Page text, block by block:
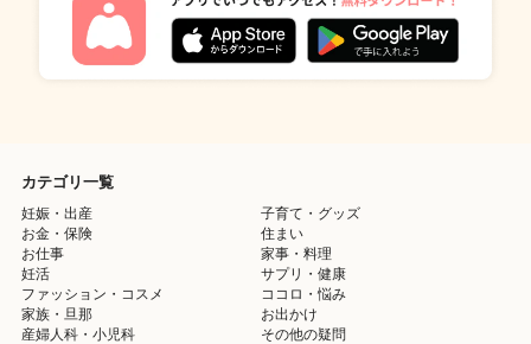
カテゴリ一覧
妊娠・出産
子育て・グッズ
お金・保険
住まい
お仕事
家事・料理
妊活
サプリ・健康
ファッション・コスメ
ココロ・悩み
家族・旦那
お出かけ
産婦人科・小児科
その他の疑問